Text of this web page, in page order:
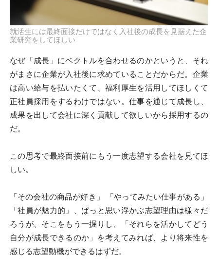
就活生には最終面接だけではなく入社後の成長を見据えた企
業研究をしてほしい
なぜ「成長」にベクトルを合わせるのかというと、それ
がまさに企業が入社後に求めていることだからだ。企業
は高い給与を払いたくて、福利厚生を活用してほしくて
正社員採用をするわけではない。仕事を通じて成長し、
成果を出して会社に深く貢献して欲しいから採用するの
だ。
この思考で最終面接前にもう一度志望する会社を見てほ
しい。
「その会社の商品が好き」 「やってみたい仕事がある」
「社員が魅力的」、ぱっと思い浮かぶ志望理由は様々だ
ろうが、そこをもう一掘りし、「それらを活かしてどう
自分が成長できるのか」を考えてみれば、より将来性を
感じる志望動機ができるはずだ。